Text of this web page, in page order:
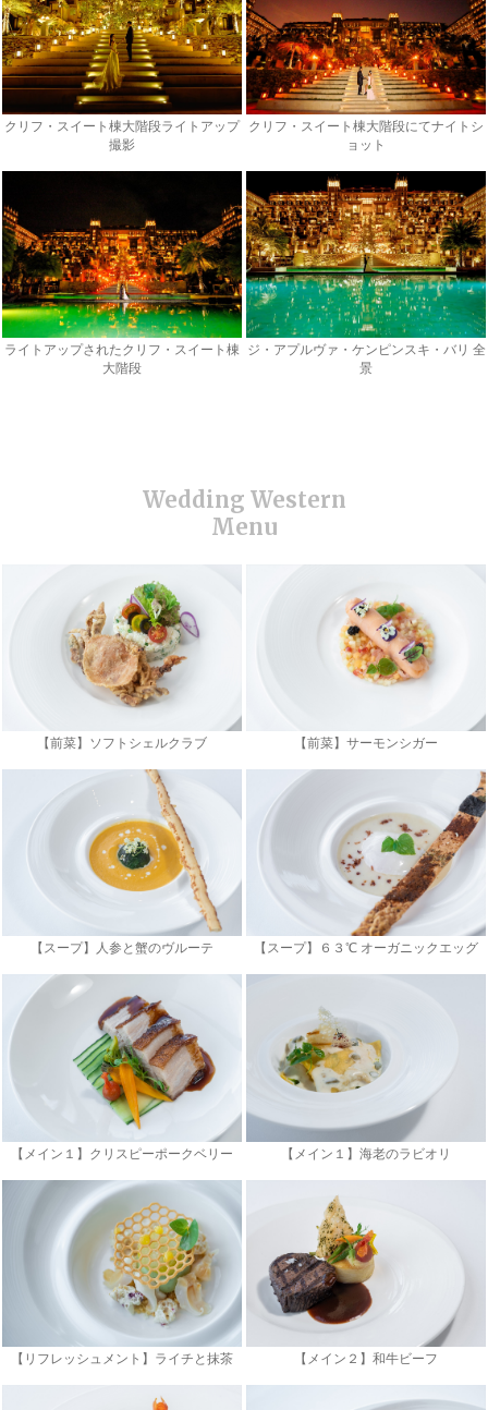
クリフ・スイート棟大階段ライトアップ
撮影
クリフ・スイート棟大階段にてナイトシ
ョット
ライトアップされたクリフ・スイート棟
大階段
ジ・アプルヴァ・ケンピンスキ・バリ 全
景
【前菜】ソフトシェルクラブ 【前菜】サーモンシガー
【スープ】人参と蟹のヴルーテ 【スープ】６３℃ オーガニックエッグ
【メイン１】クリスピーポークベリー 【メイン１】海老のラビオリ
【リフレッシュメント】ライチと抹茶 【メイン２】和牛ビーフ